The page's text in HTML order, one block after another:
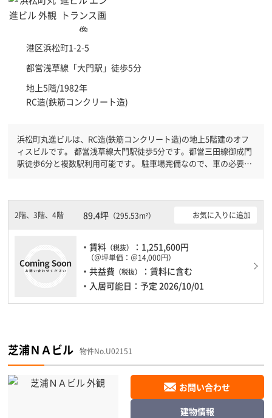
港区浜松町1-2-5
都営浅草線「大門駅 」徒歩5分
地上5階/1982年
RC造(鉄筋コンクリート造)
浜松町丸進ビルは、RC造(鉄筋コンクリート造)の地上5階建のオフ
ィスビルです。 都営浅草線大門駅徒歩5分です。都営三田線御成門
駅徒歩6分と複数駅利用可能です。 駐車場完備なので、車の必要な
2階、3階、4階 89.4坪（295.53m²） お気に入りに追加
・賃料 （税抜） ：1,251,600円
（＠坪単価：＠14,000円）
・共益費 （税抜）
：賃料に含む
・入居可能日：予定 2026/10/01
芝浦ＮＡビル 物件No.U02151
お問い合わせ
建物情報